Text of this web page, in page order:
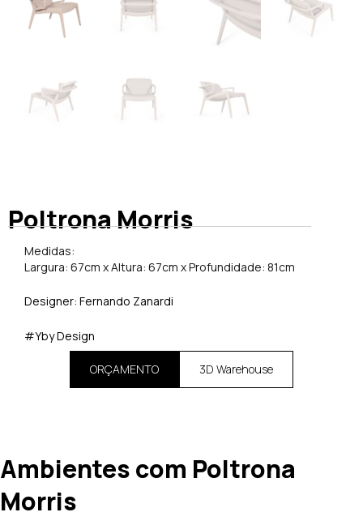
Poltrona Morris
Medidas:
Largura: 67cm x Altura: 67cm x Profundidade: 81cm
Designer: Fernando Zanardi
#Yby Design
ORÇAMENTO 3D Warehouse
Ambientes com Poltrona
Morris